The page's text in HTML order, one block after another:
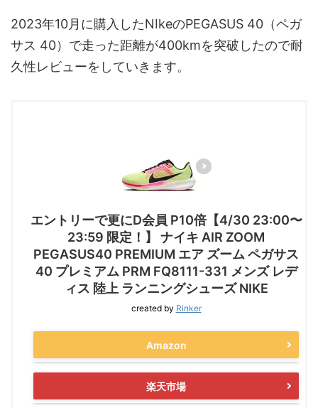
2023年10月に購入したNIkeのPEGASUS 40（ペガ
サス 40）で走った距離が400kmを突破したので耐
久性レビューをしていきます。
エントリーで更にD会員 P10倍【4/30 23:00〜
23:59 限定！】 ナイキ AIR ZOOM
PEGASUS40 PREMIUM エア ズーム ペガサス
40 プレミアム PRM FQ8111-331 メンズ レデ
ィス 陸上 ランニングシューズ NIKE
created by Rinker
Amazon
楽天市場